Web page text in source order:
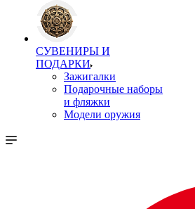
СУВЕНИРЫ И
ПОДАРКИ
Зажигалки
Подарочные наборы
и фляжки
Модели оружия